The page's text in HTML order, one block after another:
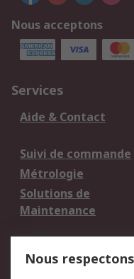
Nous acceptons
Services
Aide & Contact
Suivi de commande
Métrologie
Solutions de
Maintenance
Nous